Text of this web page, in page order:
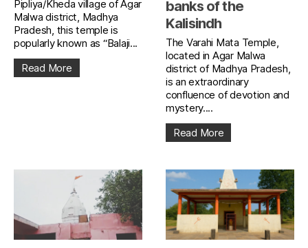
Pipliya/Kheda village of Agar
Malwa district, Madhya
Pradesh, this temple is
popularly known as “Balaji...
Read More
banks of the
Kalisindh
The Varahi Mata Temple,
located in Agar Malwa
district of Madhya Pradesh,
is an extraordinary
confluence of devotion and
mystery....
Read More